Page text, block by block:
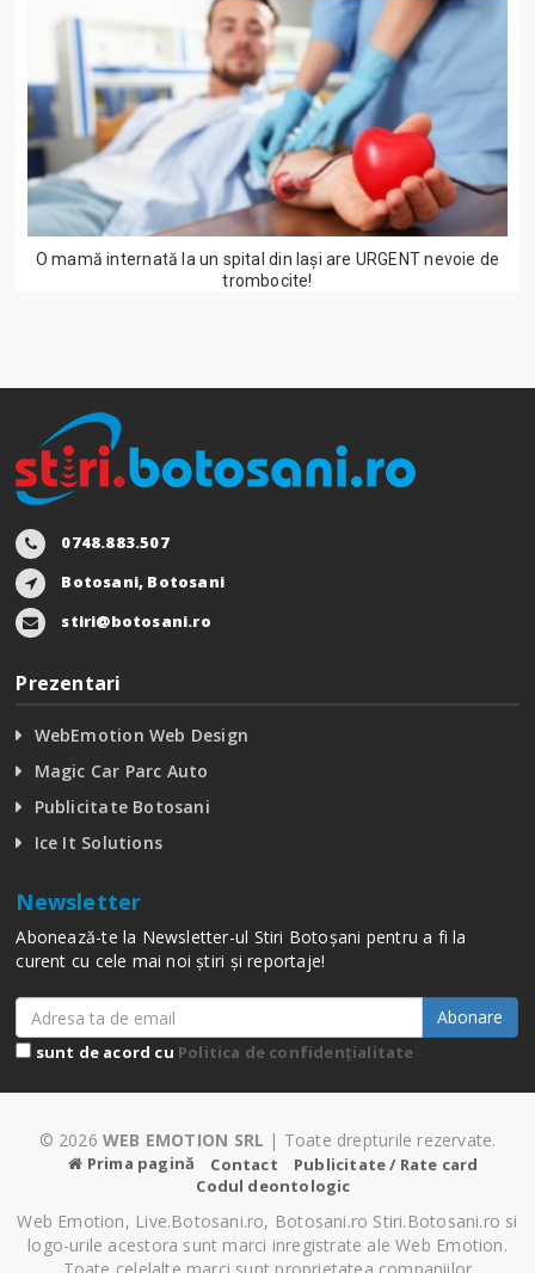
O mamă internată la un spital din Iași are URGENT nevoie de
trombocite!
0748.883.507
Botosani, Botosani
stiri@botosani.ro
Prezentari
WebEmotion Web Design
Magic Car Parc Auto
Publicitate Botosani
Ice It Solutions
Newsletter
Abonează-te la Newsletter-ul Stiri Botoșani pentru a fi la
curent cu cele mai noi știri și reportaje!
Abonare
sunt de acord cu Politica de confidențialitate
© 2026 WEB EMOTION SRL | Toate drepturile rezervate.
Prima pagină Contact
Publicitate / Rate card
Codul deontologic
Web Emotion, Live.Botosani.ro, Botosani.ro Stiri.Botosani.ro si
logo-urile acestora sunt marci inregistrate ale Web Emotion.